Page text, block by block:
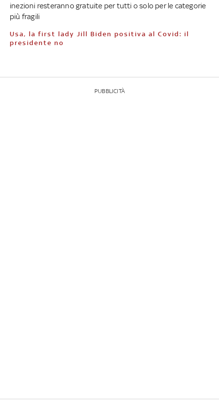
inezioni resteranno gratuite per tutti o solo per le categorie
più fragili
Usa, la first lady Jill Biden positiva al Covid: il
presidente no
PUBBLICITÀ